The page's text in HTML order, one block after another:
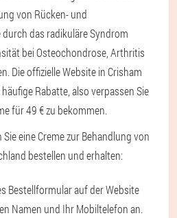
von Rücken- und
das radikuläre Syndrom
bei Osteochondrose, Arthritis
Die offizielle Website in Crisham
Rabatte, also verpassen Sie
für 49 € zu bekommen.
eine Creme zur Behandlung von
bestellen und erhalten:
Bestellformular auf der Website
Namen und Ihr Mobiltelefon an.